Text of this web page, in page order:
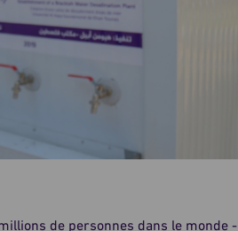
de personnes dans le monde -